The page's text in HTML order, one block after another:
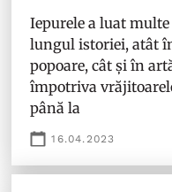
Iepurele a luat
lungul istoriei, atât
popoare, cât și în
împotriva
până la
16.04.2023